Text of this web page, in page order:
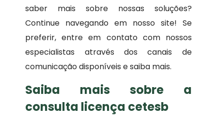
saber mais sobre nossas soluções?
Continue navegando em nosso site! Se
preferir, entre em contato com nossos
especialistas através dos canais de
comunicação disponíveis e saiba mais.
Saiba mais sobre a
consulta licença cetesb